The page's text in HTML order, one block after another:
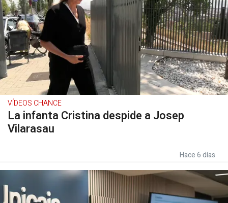
VÍDEOS CHANCE
La infanta Cristina despide a Josep
Vilarasau
Hace 6 días